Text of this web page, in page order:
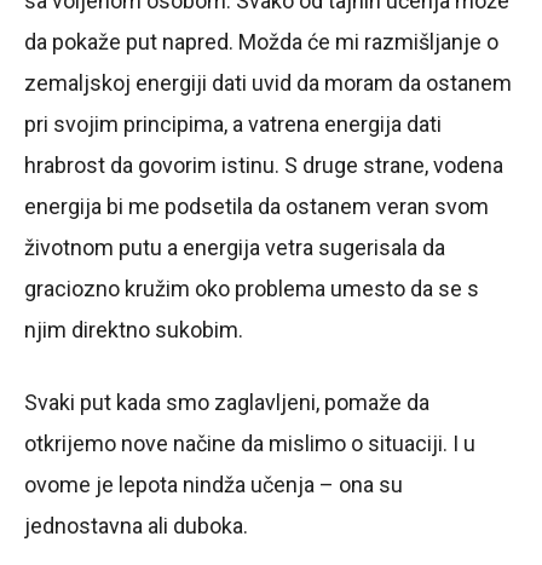
da pokaže put napred. Možda će mi razmišljanje o
zemaljskoj energiji dati uvid da moram da ostanem
pri svojim principima, a vatrena energija dati
hrabrost da govorim istinu. S druge strane, vodena
energija bi me podsetila da ostanem veran svom
životnom putu a energija vetra sugerisala da
graciozno kružim oko problema umesto da se s
njim direktno sukobim.
Svaki put kada smo zaglavljeni, pomaže da
otkrijemo nove načine da mislimo o situaciji. I u
ovome je lepota nindža učenja – ona su
jednostavna ali duboka.